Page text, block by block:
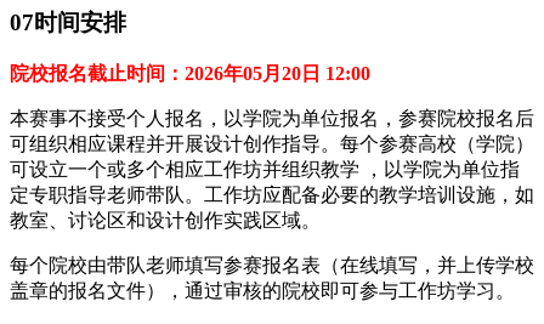
07时间安排
院校报名截止时间：2026年05月20日 12:00
本赛事不接受个人报名，以学院为单位报名，参赛院校报名后
可组织相应课程并开展设计创作指导。每个参赛高校（学院）
可设立一个或多个相应工作坊并组织教学 ，以学院为单位指
定专职指导老师带队。工作坊应配备必要的教学培训设施，如
教室、讨论区和设计创作实践区域。
每个院校由带队老师填写参赛报名表（在线填写，并上传学校
盖章的报名文件），通过审核的院校即可参与工作坊学习。